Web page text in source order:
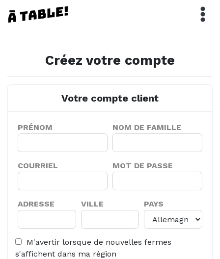
Créez votre compte
Votre compte client
PRÉNOM NOM DE FAMILLE
COURRIEL MOT DE PASSE
ADRESSE VILLE PAYS
M'avertir lorsque de nouvelles fermes
s'affichent dans ma région